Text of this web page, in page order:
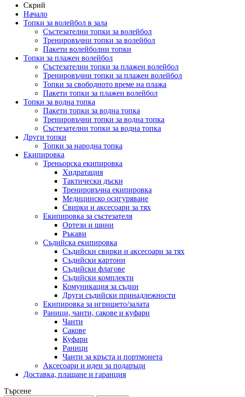
Скрий
Начало
Топки за волейбол в зала
Състезателни топки за волейбол
Тренировъчни топки за волейбол
Пакети волейболни топки
Топки за плажен волейбол
Състезателни топки за плажен волейбол
Тренировъчни топки за плажен волейбол
Топки за свободното време на плажа
Пакети топки за плажен волейбол
Топки за водна топка
Пакети топки за водна топка
Тренировъчни топки за водна топка
Състезателни топки за водна топка
Други топки
Топки за народна топка
Екипировка
Треньорска екипировка
Хидратация
Тактически дъски
Тренировъчна екипировка
Медицинско осигуряване
Свирки и аксесоари за тях
Екипировка за състезателя
Ортези и шини
Ръкави
Съдийска екипировка
Съдийски свирки и аксесоари за тях
Съдийски картони
Съдийски флагове
Съдийски комплекти
Комуникация за съдии
Други съдийски принадлежности
Екипировка за игрището/залата
Раници, чанти, сакове и куфари
Чанти
Сакове
Куфари
Раници
Чанти за кръста и портмонета
Аксесоари и идеи за подаръци
Доставка, плащане и гаранция
Търсене